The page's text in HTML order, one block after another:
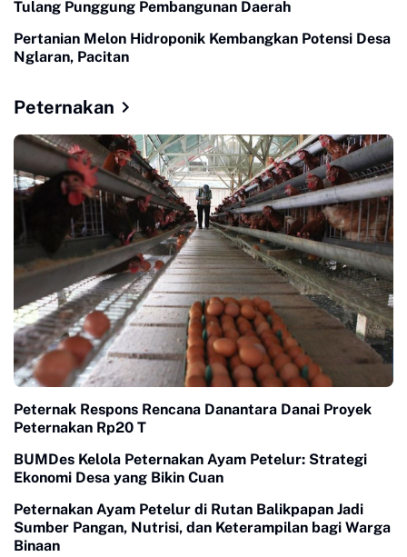
Tulang Punggung Pembangunan Daerah
Pertanian Melon Hidroponik Kembangkan Potensi Desa
Nglaran, Pacitan
Peternakan
Peternak Respons Rencana Danantara Danai Proyek
Peternakan Rp20 T
BUMDes Kelola Peternakan Ayam Petelur: Strategi
Ekonomi Desa yang Bikin Cuan
Peternakan Ayam Petelur di Rutan Balikpapan Jadi
Sumber Pangan, Nutrisi, dan Keterampilan bagi Warga
Binaan